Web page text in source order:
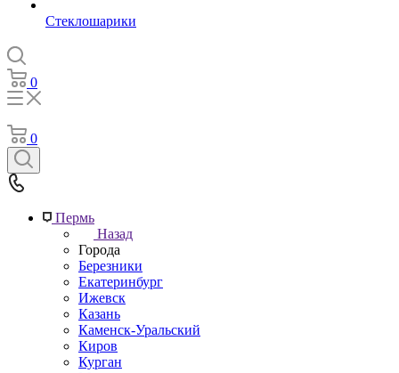
Стеклошарики
0
0
Пермь
Назад
Города
Березники
Екатеринбург
Ижевск
Казань
Каменск-Уральский
Киров
Курган